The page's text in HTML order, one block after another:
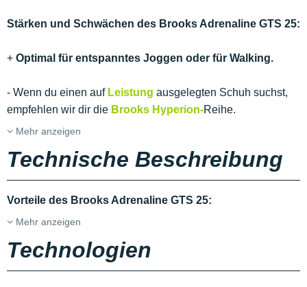
Stärken und Schwächen des Brooks Adrenaline GTS 25:
+ Optimal für entspanntes Joggen oder für Walking.
- Wenn du einen auf Leistung ausgelegten Schuh suchst,
empfehlen wir dir die Brooks Hyperion-Reihe.
Mehr anzeigen
Technische Beschreibung
Vorteile des Brooks Adrenaline GTS 25:
Mehr anzeigen
Technologien